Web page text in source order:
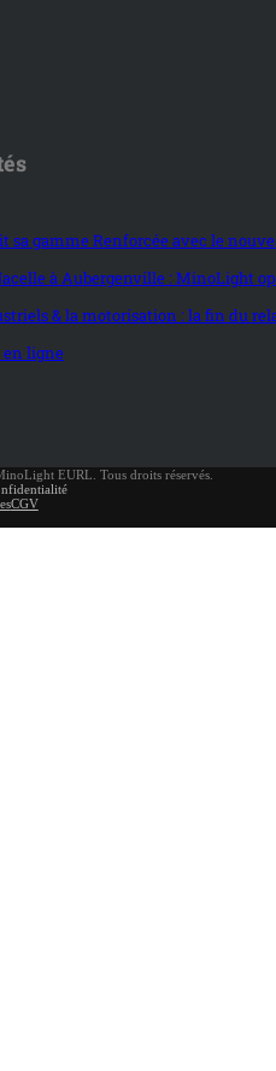
sa gamme Renforcée avec le
à Aubergenville : MinoLight
& la motorisation : la fin du
en ligne
EURL. Tous droits réservés.
CGV